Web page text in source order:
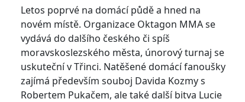
Letos poprvé na domácí půdě a hned na
novém místě. Organizace Oktagon MMA se
vydává do dalšího českého či spíš
moravskoslezského města, únorový turnaj se
uskuteční v Třinci. Natěšené domácí fanoušky
zajímá především souboj Davida Kozmy s
Robertem Pukačem, ale také další bitva Lucie